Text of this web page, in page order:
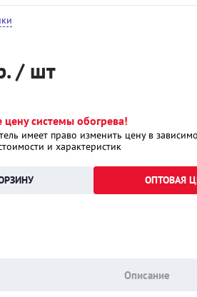
/ шт
цену системы обогрева!
имеет право изменить цену в
и характеристик
ОПТОВАЯ
Описание